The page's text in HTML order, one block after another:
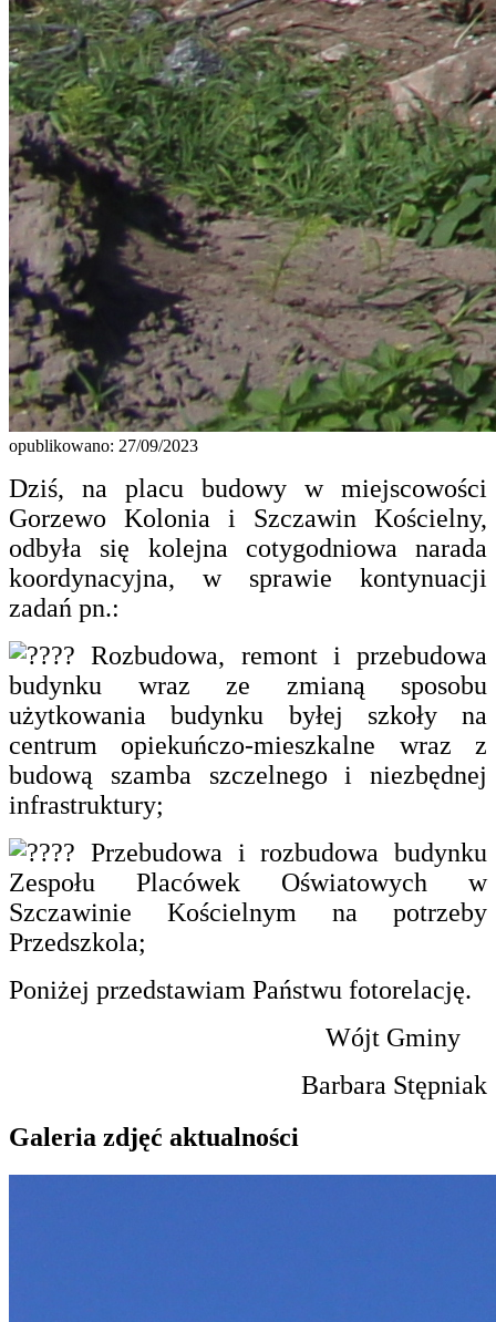
opublikowano: 27/09/2023
Dziś, na placu budowy w miejscowości
Gorzewo Kolonia i Szczawin Kościelny,
odbyła się kolejna cotygodniowa narada
koordynacyjna, w sprawie kontynuacji
zadań pn.:
Rozbudowa, remont i przebudowa
budynku wraz ze zmianą sposobu
użytkowania budynku byłej szkoły na
centrum opiekuńczo-mieszkalne wraz z
budową szamba szczelnego i niezbędnej
infrastruktury;
Przebudowa i rozbudowa budynku
Zespołu Placówek Oświatowych w
Szczawinie Kościelnym na potrzeby
Przedszkola;
Poniżej przedstawiam Państwu fotorelację.
Wójt Gminy
Barbara Stępniak
Galeria zdjęć aktualności